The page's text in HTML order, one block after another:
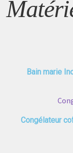
Bain marie
Congélateur